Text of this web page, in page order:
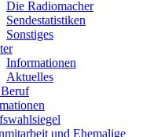
Die Radiomacher
Sendestatistiken
Sonstiges
Informationen
Aktuelles
und Ehemalige